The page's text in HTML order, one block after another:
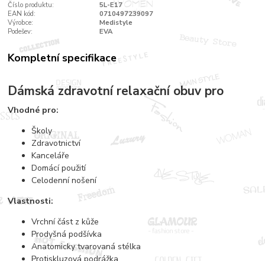
Číslo produktu:
5L-E17
EAN kód:
0710497239097
Výrobce:
Medistyle
Podešev:
EVA
Kompletní specifikace
Dámská zdravotní relaxační obuv pro
Vhodné pro:
Školy
Zdravotnictví
Kanceláře
Domácí použití
Celodenní nošení
Vlastnosti:
Vrchní část z kůže
Prodyšná podšívka
Anatomicky tvarovaná stélka